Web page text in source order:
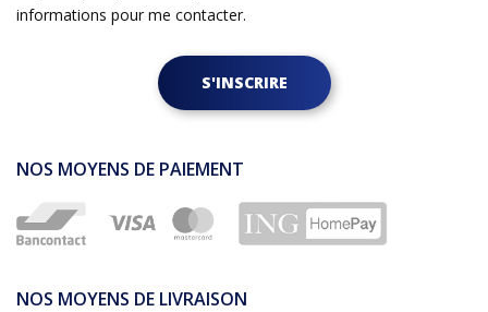
informations pour me contacter.
S'INSCRIRE
NOS MOYENS DE PAIEMENT
NOS MOYENS DE LIVRAISON